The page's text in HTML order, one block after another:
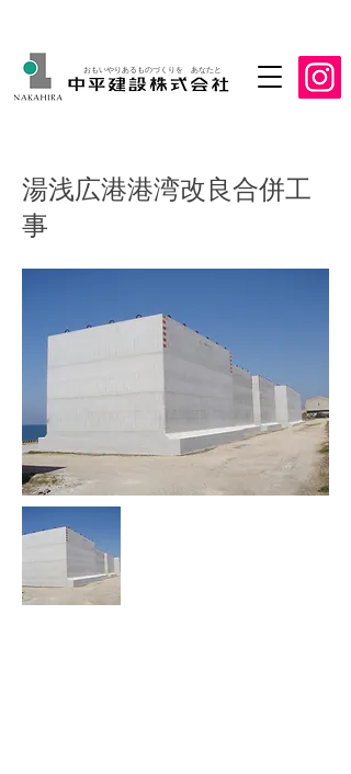
おもいやりあるものづくりを あなたと
湯浅広港港湾改良合併工
事